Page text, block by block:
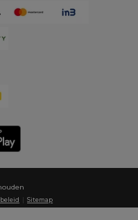
|Sitemap